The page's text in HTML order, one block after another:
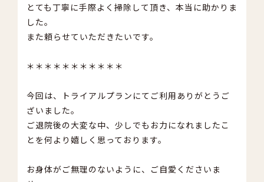
とても丁寧に手際よく掃除して頂き、本当に助かりま
した。
また頼らせていただきたいです。
＊＊＊＊＊＊＊＊＊＊＊
今回は、トライアルプランにてご利用ありがとうご
ざいました。
ご退院後の大変な中、少しでもお力になれましたこ
とを何より嬉しく思っております。
お身体がご無理のないように、ご自愛くださいま